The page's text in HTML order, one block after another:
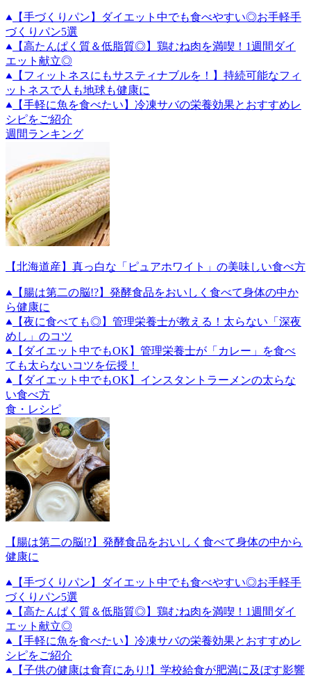
【手づくりパン】ダイエット中でも食べやすい◎お手軽手
づくりパン5選
【高たんぱく質＆低脂質◎】鶏むね肉を満喫！1週間ダイ
エット献立◎
【フィットネスにもサスティナブルを！】持続可能なフィ
ットネスで人も地球も健康に
【手軽に魚を食べたい】冷凍サバの栄養効果とおすすめレ
シピをご紹介
週間ランキング
【北海道産】真っ白な「ピュアホワイト」の美味しい食べ方
【腸は第二の脳!?】発酵食品をおいしく食べて身体の中か
ら健康に
【夜に食べても◎】管理栄養士が教える！太らない「深夜
めし」のコツ
【ダイエット中でもOK】管理栄養士が「カレー」を食べ
ても太らないコツを伝授！
【ダイエット中でもOK】インスタントラーメンの太らな
い食べ方
食・レシピ
【腸は第二の脳!?】発酵食品をおいしく食べて身体の中から
健康に
【手づくりパン】ダイエット中でも食べやすい◎お手軽手
づくりパン5選
【高たんぱく質＆低脂質◎】鶏むね肉を満喫！1週間ダイ
エット献立◎
【手軽に魚を食べたい】冷凍サバの栄養効果とおすすめレ
シピをご紹介
【子供の健康は食育にあり!】学校給食が肥満に及ぼす影響